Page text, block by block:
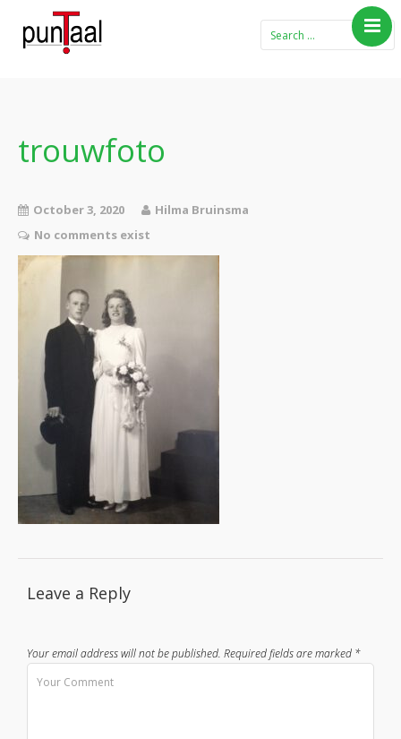
Boeken
Gedichten
Contact
trouwfoto
October 3, 2020
Hilma Bruinsma
No comments exist
Leave a Reply
Your email address will not be published. Required fields are marked *